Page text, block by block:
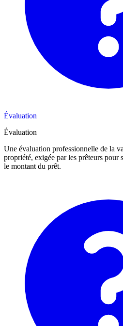
Évaluation
Évaluation
Une évaluation professionnelle de la
propriété, exigée par les prêteurs pour
le montant du prêt.